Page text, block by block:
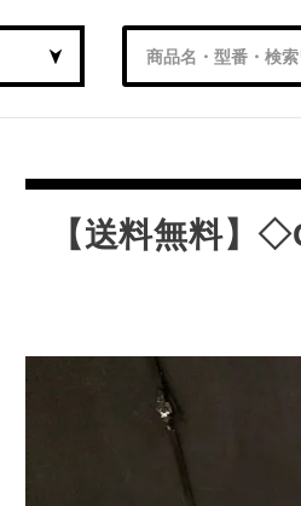
【送料無料】